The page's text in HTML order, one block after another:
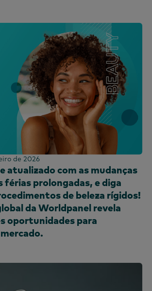
de 2026
atualizado com as mudanças
férias prolongadas, e diga
de beleza rígidos!
da Worldpanel revela
oportunidades para